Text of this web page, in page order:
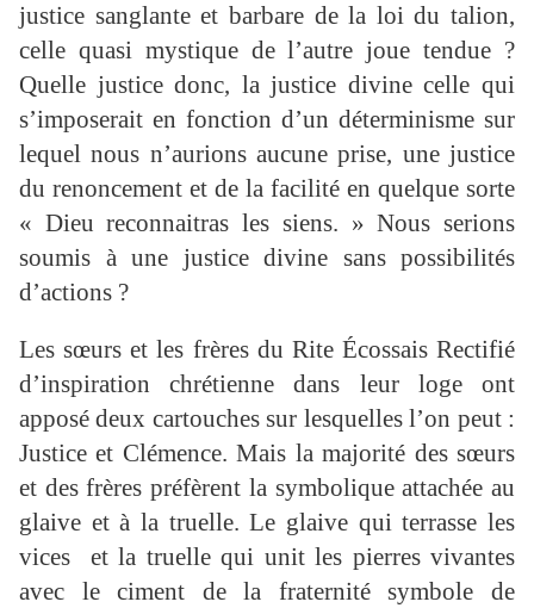
justice sanglante et barbare de la loi du talion,
celle quasi mystique de l’autre joue tendue ?
Quelle justice donc, la justice divine celle qui
s’imposerait en fonction d’un déterminisme sur
lequel nous n’aurions aucune prise, une justice
du renoncement et de la facilité en quelque sorte
« Dieu reconnaitras les siens. » Nous serions
soumis à une justice divine sans possibilités
d’actions ?
Les sœurs et les frères du Rite Écossais Rectifié
d’inspiration chrétienne dans leur loge ont
apposé deux cartouches sur lesquelles l’on peut :
Justice et Clémence. Mais la majorité des sœurs
et des frères préfèrent la symbolique attachée au
glaive et à la truelle. Le glaive qui terrasse les
vices et la truelle qui unit les pierres vivantes
avec le ciment de la fraternité symbole de